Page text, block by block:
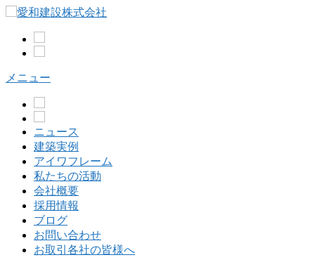
へ
メニュー
ニュース
建築実例
アイワフレーム
私たちの活動
会社概要
採用情報
ブログ
お問い合わせ
お取引各社の皆様へ